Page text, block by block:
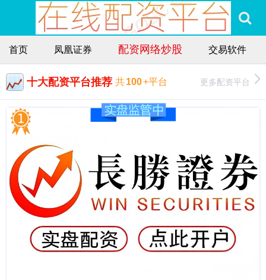
首页 凤凰证券 配资网络炒股 交易软件
十大配资平台推荐 共100+平台 更多配资平台